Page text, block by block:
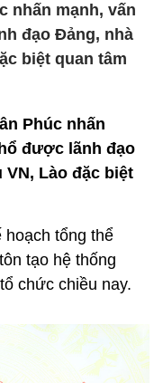
nhấn mạnh, vấn
đạo Đảng, nhà
biệt quan tâm
Phúc nhấn
được lãnh đạo
Lào đặc biệt
hoạch tổng thể
tạo hệ thống
chức chiều nay.